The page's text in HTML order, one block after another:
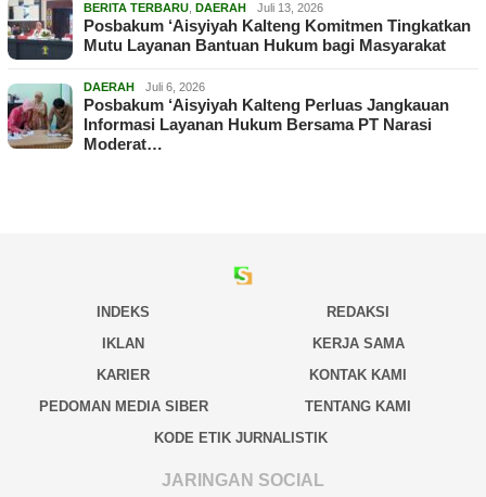
BERITA TERBARU DAERAH Juli 13, 2026
Posbakum ‘Aisyiyah Kalteng Komitmen Tingkatkan
Mutu Layanan Bantuan Hukum bagi Masyarakat
DAERAH Juli 6, 2026
Posbakum ‘Aisyiyah Kalteng Perluas Jangkauan
Informasi Layanan Hukum Bersama PT Narasi
Moderat…
INDEKS
REDAKSI
IKLAN
KERJA SAMA
KARIER
KONTAK KAMI
PEDOMAN MEDIA SIBER
TENTANG KAMI
KODE ETIK JURNALISTIK
JARINGAN SOCIAL